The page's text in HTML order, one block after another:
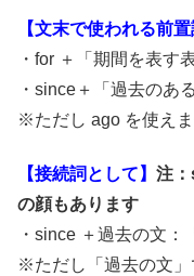
【文末で使われる前置
・for ＋「期間を表す
・since＋「過去のあ
※ただし ago を使え
【接続詞として】 注：
の顔もあります
・since ＋過去の文：
※ただし「過去の文」